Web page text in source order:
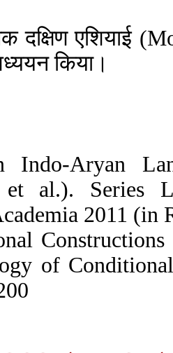
एशियाई
किया।
Indo-Aryan
et al.). Series
2011 (in
of